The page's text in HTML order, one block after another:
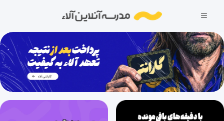
35 دقیقه 1403/11/29
احتمال (قسمت یازدهم)، مبانی احتمال (قسمت هفتم)
34 دقیقه 1403/11/29
احتمال (قسمت دوازدهم)، مبانی احتمال (قسمت هشتم)
34 دقیقه